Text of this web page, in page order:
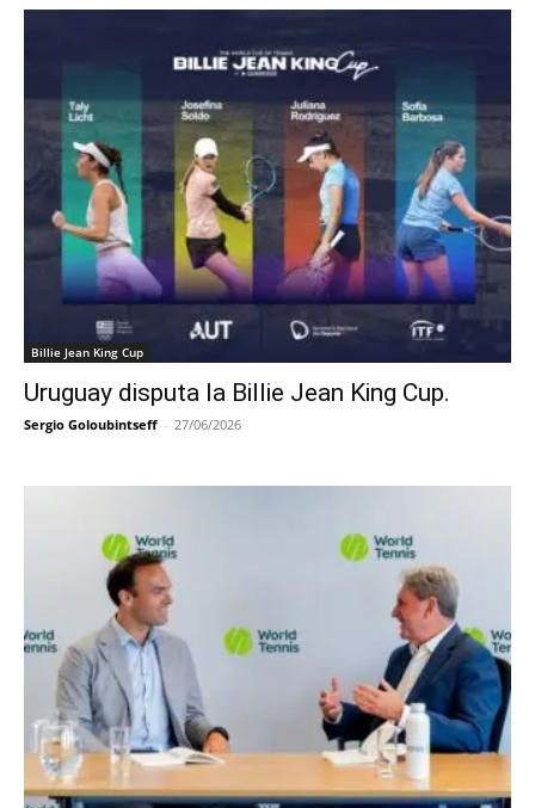
Billie Jean King Cup
Uruguay disputa la Billie Jean King Cup.
Sergio Goloubintseff - 27/06/2026